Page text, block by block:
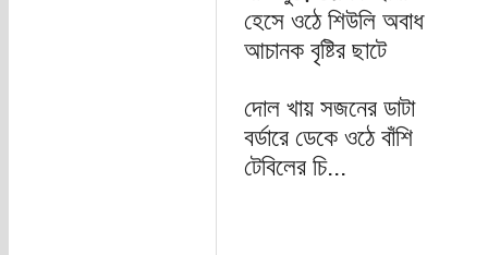
হেসে ওঠে শিউলি অবাধ
আচানক বৃষ্টির ছাটে
দোল খায় সজনের ডাটা
বর্ডারে ডেকে ওঠে বাঁশি
টেবিলের চি...